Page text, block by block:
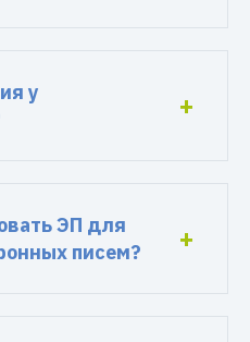
у
ЭП для
писем?